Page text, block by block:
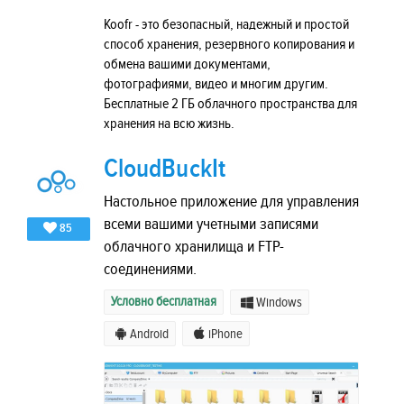
Koofr - это безопасный, надежный и простой
способ хранения, резервного копирования и
обмена вашими документами,
фотографиями, видео и многим другим.
Бесплатные 2 ГБ облачного пространства для
хранения на всю жизнь.
85
CloudBuckIt
Настольное приложение для управления
всеми вашими учетными записями
облачного хранилища и FTP-
соединениями.
Условно бесплатная Windows
Android iPhone